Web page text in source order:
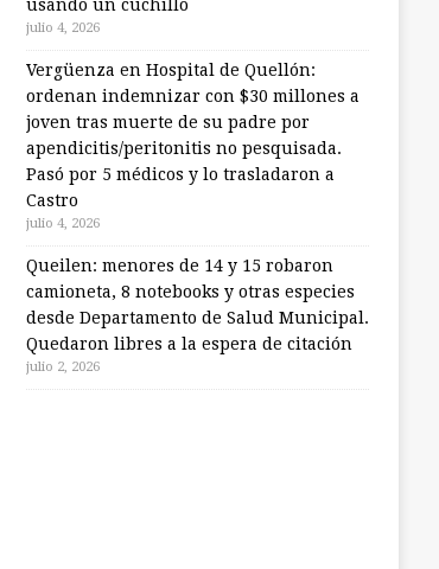
usando un cuchillo
julio 4, 2026
Vergüenza en Hospital de Quellón:
ordenan indemnizar con $30 millones a
joven tras muerte de su padre por
apendicitis/peritonitis no pesquisada.
Pasó por 5 médicos y lo trasladaron a
Castro
julio 4, 2026
Queilen: menores de 14 y 15 robaron
camioneta, 8 notebooks y otras especies
desde Departamento de Salud Municipal.
Quedaron libres a la espera de citación
julio 2, 2026